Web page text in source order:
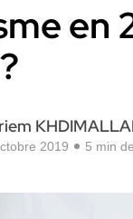
en
2019 5 min